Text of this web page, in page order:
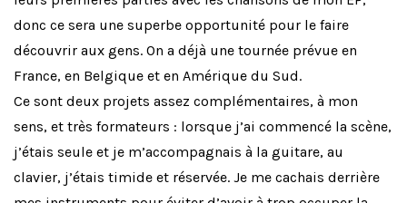
donc ce sera une superbe opportunité pour le faire
découvrir aux gens. On a déjà une tournée prévue en
France, en Belgique et en Amérique du Sud.
Ce sont deux projets assez complémentaires, à mon
sens, et très formateurs : lorsque j’ai commencé la scène,
j’étais seule et je m’accompagnais à la guitare, au
clavier, j’étais timide et réservée. Je me cachais derrière